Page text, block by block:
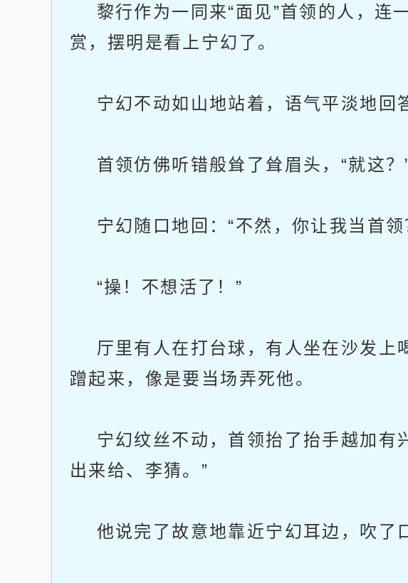
黎行作为一同来“面见”首领的人，连
赏，摆明是看上宁幻了。
宁幻不动如山地站着，语气平淡地回
首领仿佛听错般耸了耸眉头，“就这？
宁幻随口地回：“不然，你让我当首领
“操！不想活了！”
厅里有人在打台球，有人坐在沙发上
蹭起来，像是要当场弄死他。
宁幻纹丝不动，首领抬了抬手越加有
出来给、李猜。”
他说完了故意地靠近宁幻耳边，吹了